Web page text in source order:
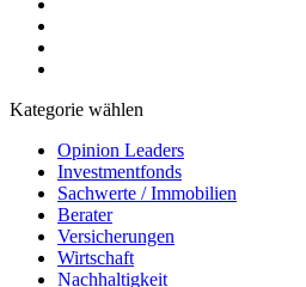
Kategorie wählen
Opinion Leaders
Investmentfonds
Sachwerte / Immobilien
Berater
Versicherungen
Wirtschaft
Nachhaltigkeit